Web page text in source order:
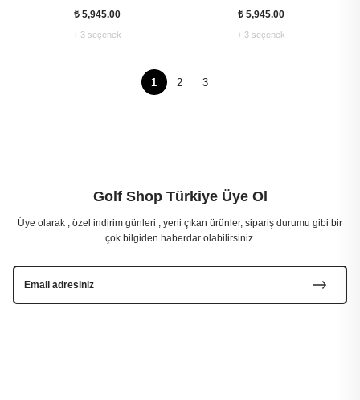
Tshirt
₺ 5,945.00
+ 3 seçenek
₺ 5,945.00
+ 3 seçenek
1 2 3
Golf Shop Türkiye Üye Ol
Üye olarak , özel indirim günleri , yeni çıkan ürünler, sipariş durumu gibi bir
çok bilgiden haberdar olabilirsiniz.